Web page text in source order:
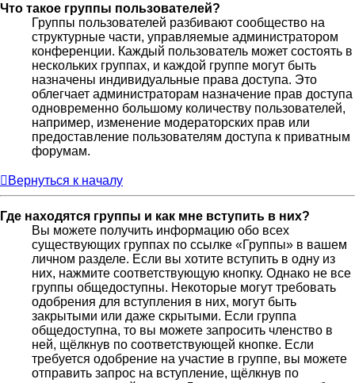
Что такое группы пользователей?
Группы пользователей разбивают сообщество на
структурные части, управляемые администратором
конференции. Каждый пользователь может состоять в
нескольких группах, и каждой группе могут быть
назначены индивидуальные права доступа. Это
облегчает администраторам назначение прав доступа
одновременно большому количеству пользователей,
например, изменение модераторских прав или
предоставление пользователям доступа к приватным
форумам.
Вернуться к началу
Где находятся группы и как мне вступить в них?
Вы можете получить информацию обо всех
существующих группах по ссылке «Группы» в вашем
личном разделе. Если вы хотите вступить в одну из
них, нажмите соответствующую кнопку. Однако не все
группы общедоступны. Некоторые могут требовать
одобрения для вступления в них, могут быть
закрытыми или даже скрытыми. Если группа
общедоступна, то вы можете запросить членство в
ней, щёлкнув по соответствующей кнопке. Если
требуется одобрение на участие в группе, вы можете
отправить запрос на вступление, щёлкнув по